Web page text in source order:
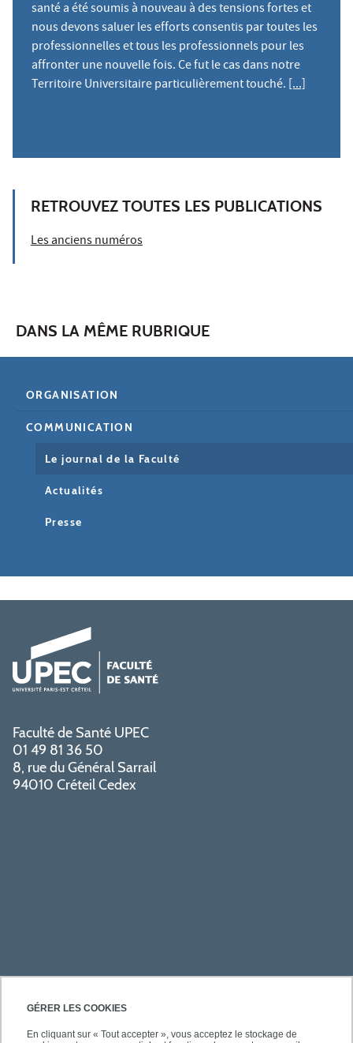
GÉRER LES COOKIES
En cliquant sur « Tout accepter », vous acceptez le stockage de
santé a été soumis à nouveau à des tensions fortes et
nous devons saluer les efforts consentis par toutes les
professionnelles et tous les professionnels pour les
affronter une nouvelle fois. Ce fut le cas dans notre
Territoire Universitaire particulièrement touché. [...]
RETROUVEZ TOUTES LES PUBLICATIONS
Les anciens numéros
DANS LA MÊME RUBRIQUE
ORGANISATION
COMMUNICATION
Le journal de la Faculté
Actualités
Presse
Faculté de Santé UPEC
01 49 81 36 50
8, rue du Général Sarrail
94010 Créteil Cedex
PRATIQUE